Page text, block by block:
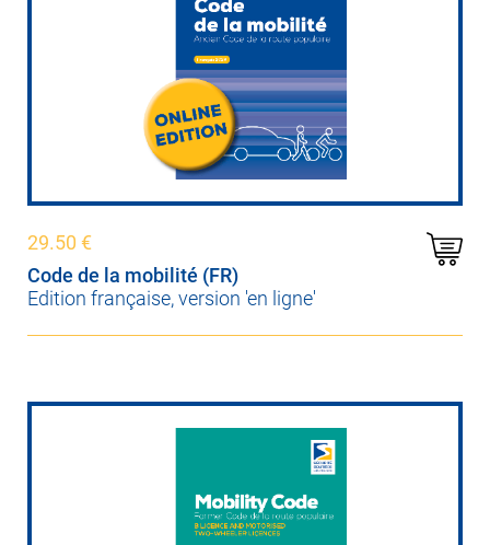
29.50 €
Code de la mobilité (FR)
Edition française, version 'en ligne'